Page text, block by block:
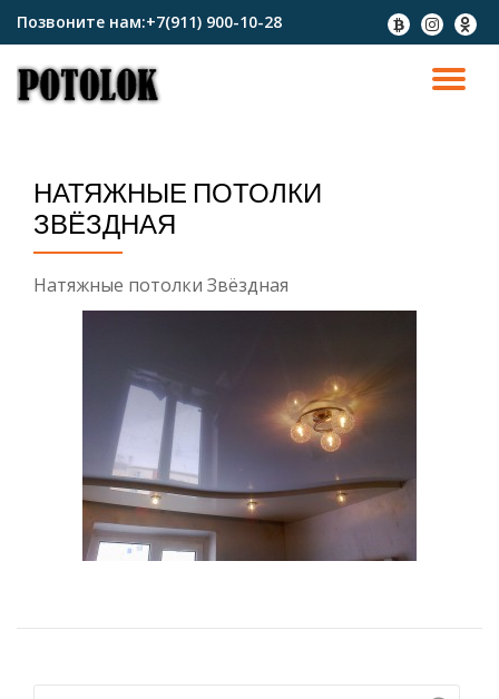
содержимому
Позвоните нам:+7(911) 900-10-28
fa-
btc
fa-
instagram
fa-
НАТЯЖНЫЕ ПОТОЛКИ
ЗВЁЗДНАЯ
Натяжные потолки Звёздная